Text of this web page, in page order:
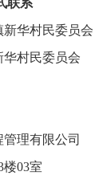
联系
华村民委员会
华村民委员会
理有限公司
楼03室